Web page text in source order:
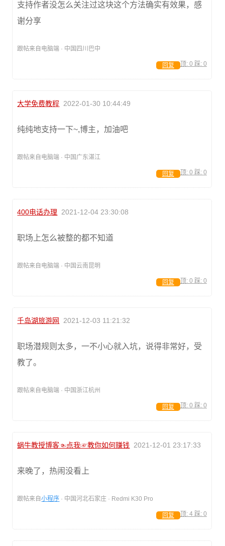
支持作者没怎么关注过这块这个方法确实有效果，感
谢分享
跟帖来自电脑端 · 中国四川巴中
顶: 0 踩: 0
回复
大学免费教程 2022-01-30 10:44:49
纯纯地支持一下~,博主，加油吧
跟帖来自电脑端 · 中国广东湛江
顶: 0 踩: 0
回复
400电话办理 2021-12-04 23:30:08
职场上怎么被整的都不知道
跟帖来自电脑端 · 中国云南昆明
顶: 0 踩: 0
回复
千岛湖旅游网 2021-12-03 11:21:32
职场潜规则太多，一不小心就入坑，说得非常好，受
教了。
跟帖来自电脑端 · 中国浙江杭州
顶: 0 踩: 0
回复
蜗牛教授博客☜点我☞教你如何赚钱 2021-12-01 23:17:33
来晚了，热闹没看上
跟帖来自小程序 · 中国河北石家庄 · Redmi K30 Pro
顶: 4 踩: 0
回复